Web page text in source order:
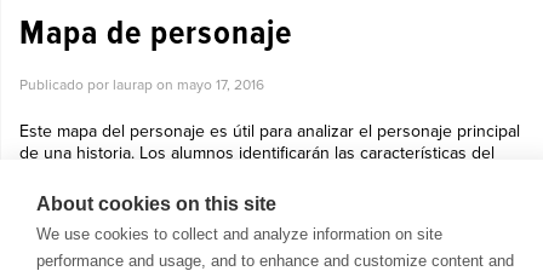
Mapa de personaje
Publicado por laurap on mayo 17, 2016
Este mapa del personaje es útil para analizar el personaje principal
de una historia. Los alumnos identificarán las características del
Ver más »
About cookies on this site
We use cookies to collect and analyze information on site
performance and usage, and to enhance and customize content and